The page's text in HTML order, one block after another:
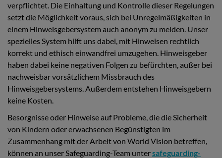
verpflichtet. Die Einhaltung und Kontrolle dieser Regelungen
setzt die Möglichkeit voraus, sich bei Unregelmäßigkeiten in
einem Hinweisgebersystem auch anonym zu melden. Unser
spezielles System hilft uns dabei, mit Hinweisen rechtlich
korrekt und ethisch einwandfrei umzugehen. Hinweisgeber
haben dabei keine negativen Folgen zu befürchten, außer bei
nachweisbar vorsätzlichem Missbrauch des
Hinweisgebersystems. Außerdem entstehen Hinweisgebern
keine Kosten.
Besorgnisse oder Hinweise auf Probleme, die die Sicherheit
von Kindern oder erwachsenen Begünstigten im
Zusammenhang mit der Arbeit von World Vision betreffen,
können an unser Safeguarding-Team untersafeguarding-